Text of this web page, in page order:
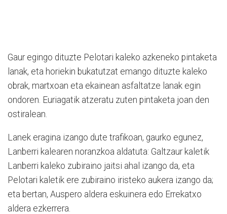
Gaur egingo dituzte Pelotari kaleko azkeneko pintaketa
lanak, eta horiekin bukatutzat emango dituzte kaleko
obrak, martxoan eta ekainean asfaltatze lanak egin
ondoren. Euriagatik atzeratu zuten pintaketa joan den
ostiralean.
Lanek eragina izango dute trafikoan, gaurko egunez,
Lanberri kalearen noranzkoa aldatuta: Galtzaur kaletik
Lanberri kaleko zubiraino jaitsi ahal izan­go da, eta
Pelotari kaletik ere zubiraino iristeko aukera izango da;
eta bertan, Auspero aldera eskuinera edo Errekatxo
aldera ezkerrera.